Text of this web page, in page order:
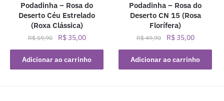
Podadinha – Rosa do
Deserto Céu Estrelado
(Roxa Clássica)
R$59,90
O
preço
original
era:
R$35,00O
preço
atual
é:
Adicionar ao carrinho
Podadinha – Rosa do
Deserto CN 15 (Rosa
Florífera)
R$49,90
O
preço
original
era:
R$35,00O
preço
atual
é:
Adicionar ao carrinho